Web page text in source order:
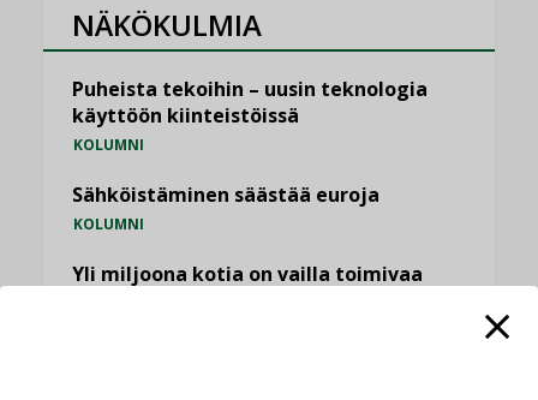
NÄKÖKULMIA
Puheista tekoihin – uusin teknologia
käyttöön kiinteistöissä
KOLUMNI
Sähköistäminen säästää euroja
KOLUMNI
Yli miljoona kotia on vailla toimivaa